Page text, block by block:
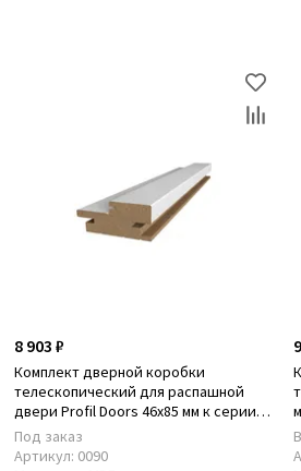
8 903 ₽
Комплект дверной коробки
телескопический для распашной
двери Profil Doors 46x85 мм к серии
PA
Под заказ
Артикул: 0090